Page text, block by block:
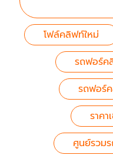
โฟล์คลิฟท์ใหม่
รถฟอร์ค
รถฟอร์
ราค
ศูนย์รวม